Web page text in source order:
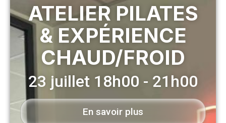
ATELIER PILATES
& EXPÉRIENCE
CHAUD/FROID
23 juillet 18h00 - 21h00
En savoir plus